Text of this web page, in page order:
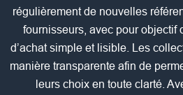
régulièrement de nouvelles
fournisseurs, avec pour objectif
d’achat simple et lisible. Les
manière transparente afin de
leurs choix en toute clarté.